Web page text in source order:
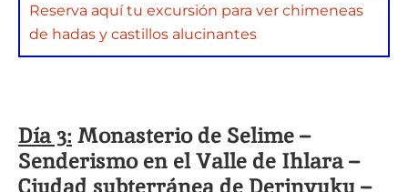
Reserva aquí tu excursión para ver chimeneas
de hadas y castillos alucinantes
Día 3: Monasterio de Selime –
Senderismo en el Valle de Ihlara –
Ciudad subterránea de Derinyuku –